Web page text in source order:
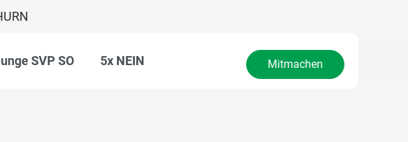
SVP SO 5x NEIN Mitmachen